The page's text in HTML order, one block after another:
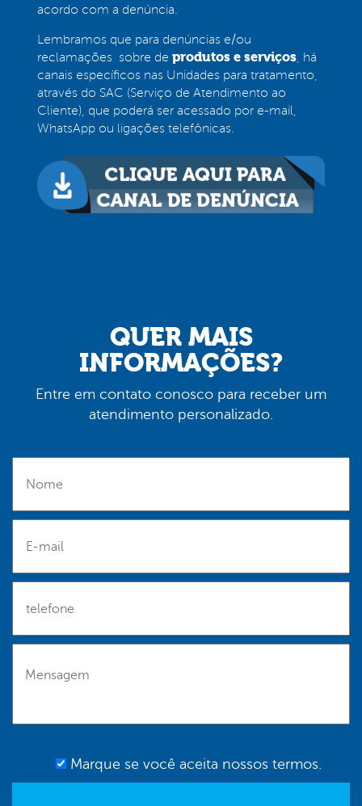
acordo com a denúncia.
Lembramos que para denúncias e/ou
reclamações sobre deprodutos e serviços , há
canais específicos nas Unidades para tratamento,
através do SAC (Serviço de Atendimento ao
Cliente), que poderá ser acessado por e-mail,
WhatsApp ou ligações telefônicas.
QUER MAIS
INFORMAÇÕES?
Entre em contato conosco para receber um
atendimento personalizado.
Marque se você aceita nossos termos.